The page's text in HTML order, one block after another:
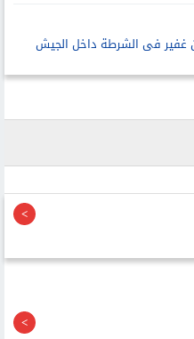
غفير فى الشرطة داخل الجيش